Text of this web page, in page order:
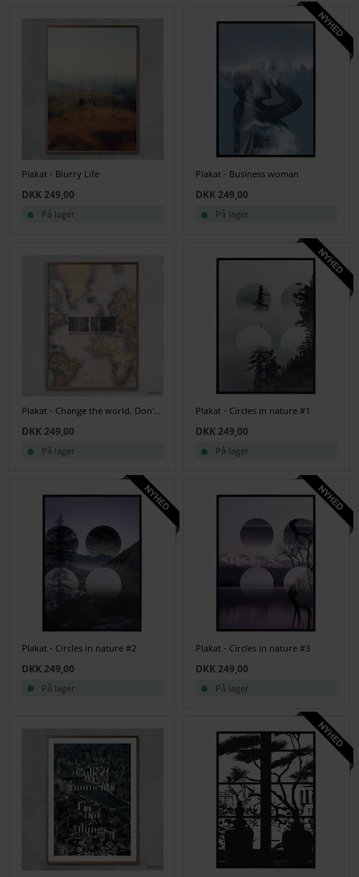
Plakat - Blurry Life
DKK 249,00
På lager
Plakat - Business woman
DKK 249,00
På lager
Plakat - Change the world. Don't let the world change you
DKK 249,00
På lager
Plakat - Circles in nature #1
DKK 249,00
På lager
Plakat - Circles in nature #2
DKK 249,00
På lager
Plakat - Circles in nature #3
DKK 249,00
På lager